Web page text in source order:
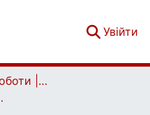
Увійти
Кваліфікаційні роботи | Qualifying works